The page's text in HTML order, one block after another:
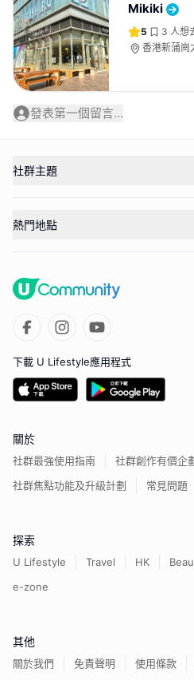
Mikiki
5 3 人想
香港新蒲崗
發表第一個留言...
社群主題
熱門地點
下載 U Lifestyle應用程式
關於
社群最強使用指南
社群創作有價企
社群焦點功能及升級計劃
常見問題
探索
U Lifestyle Travel HK
e-zone
其他
關於我們 免責聲明 使用條款